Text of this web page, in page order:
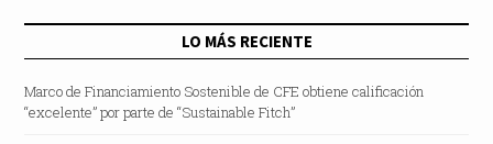
LO MÁS RECIENTE
Marco de Financiamiento Sostenible de CFE obtiene calificación
“excelente” por parte de “Sustainable Fitch”